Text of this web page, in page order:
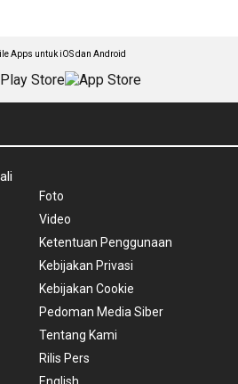
Apps untuk iOS dan Android
Foto
Video
Ketentuan Penggunaan
Kebijakan Privasi
Kebijakan Cookie
Pedoman Media Siber
Tentang Kami
Rilis Pers